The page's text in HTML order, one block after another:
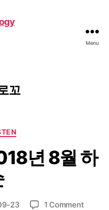
Menu
꼬
년 8월 하
23 1 Commenton